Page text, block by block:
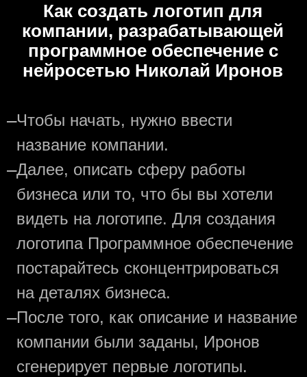
Как создать логотип для
компании, разрабатывающей
программное обеспечение с
нейросетью Николай Иронов
—Чтобы начать, нужно ввести
название компании.
—Далее, описать сферу работы
бизнеса или то, что бы вы хотели
видеть на логотипе. Для создания
логотипа Программное обеспечение
постарайтесь сконцентрироваться
на деталях бизнеса.
—После того, как описание и название
компании были заданы, Иронов
сгенерирует первые логотипы.